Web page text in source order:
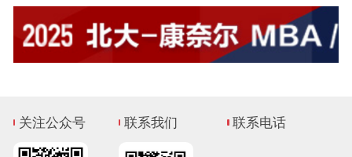
关注公众号 联系我们 联系电话